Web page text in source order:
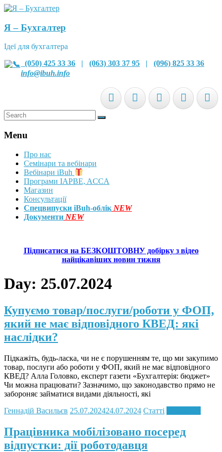
Я – Бухгалтер
Ідеї для бухгалтера
(050) 425 33 36 |(063) 303 37 95 |(096) 825 33 36
info@ibuh.info
Menu
Про нас
Семінари та вебінари
Вебінари iBuh
Програми IAPBE, ACCA
Магазин
Консультації
Спецвипуски iBuh-облік NEW
Документи NEW
Підписатися на БЕЗКОШТОВНУ добірку з відео
найцікавіших новин тижня
Day: 25.07.2024
Купуємо товар/послуги/роботи у ФОП,
який не має відповідного КВЕД: які
наслідки?
Підкажіть, будь-ласка, чи не є порушенням те, що ми закупимо
товар, послуги або роботи у ФОП, який не має відповідного
КВЕД? Алла Головко, експерт газети «Бухгалтерія: бюджет»
Чи можна працювати? Зазначимо, що законодавство прямо не
забороняє займатися видами діяльності, які
Геннадій Васильєв 25.07.202424.07.2024 Статті
Працівника мобілізовано посеред
відпустки: дії роботодавця